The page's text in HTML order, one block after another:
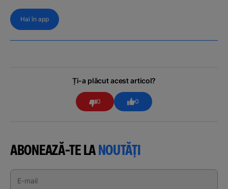
Hai în app
Ți-a plăcut acest articol?
0 0
ABONEAZĂ-TE LANOUTĂȚI
E-mail